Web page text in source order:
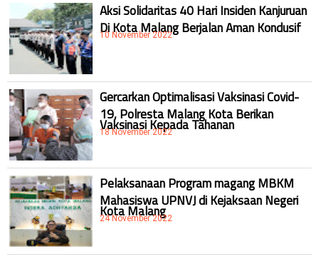
Aksi Solidaritas 40 Hari Insiden Kanjuruan
Di Kota Malang Berjalan Aman Kondusif
10 November 2022
Gercarkan Optimalisasi Vaksinasi Covid-
19, Polresta Malang Kota Berikan
Vaksinasi Kepada Tahanan
18 November 2022
Pelaksanaan Program magang MBKM
Mahasiswa UPNVJ di Kejaksaan Negeri
Kota Malang
24 November 2022